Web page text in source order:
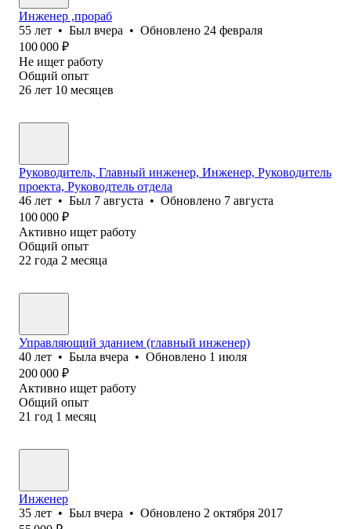
Инженер ,прораб
55 лет • Был вчера • Обновлено 24 февраля
100 000 ₽
Не ищет работу
Общий опыт
26 лет 10 месяцев
Руководитель, Главный инженер, Инженер, Руководитель
проекта, Руководтель отдела
46 лет • Был 7 августа • Обновлено 7 августа
100 000 ₽
Активно ищет работу
Общий опыт
22 года 2 месяца
Управляющий зданием (главный инженер)
40 лет • Была вчера • Обновлено 1 июля
200 000 ₽
Активно ищет работу
Общий опыт
21 год 1 месяц
Инженер
35 лет • Был вчера • Обновлено 2 октября 2017